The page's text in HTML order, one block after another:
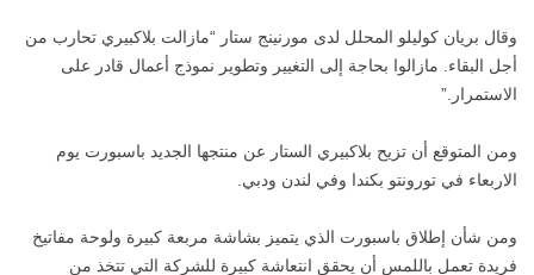
وقال بريان كوليلو المحلل لدى مورنينج ستار “مازالت بلاكبيري تحارب من
أجل البقاء. مازالوا بحاجة إلى التغيير وتطوير نموذج أعمال قادر على
الاستمرار.”
ومن المتوقع أن تزيح بلاكبيري الستار عن منتجها الجديد باسبورت يوم
الاربعاء في تورونتو بكندا وفي لندن ودبي.
ومن شأن إطلاق باسبورت الذي يتميز بشاشة مربعة كبيرة ولوحة مفاتيخ
فريدة تعمل باللمس أن يحقق انتعاشة كبيرة للشركة التي تتخذ من